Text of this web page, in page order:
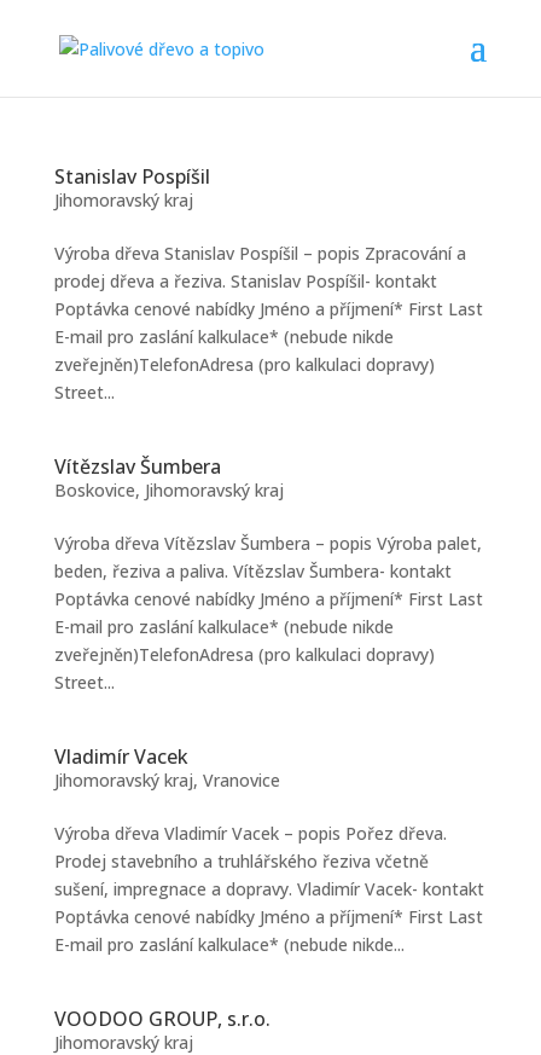
Stanislav Pospíšil
Jihomoravský kraj
Výroba dřeva Stanislav Pospíšil – popis Zpracování a
prodej dřeva a řeziva. Stanislav Pospíšil- kontakt
Poptávka cenové nabídky Jméno a příjmení* First Last
E-mail pro zaslání kalkulace* (nebude nikde
zveřejněn)TelefonAdresa (pro kalkulaci dopravy)
Street...
Vítězslav Šumbera
Boskovice, Jihomoravský kraj
Výroba dřeva Vítězslav Šumbera – popis Výroba palet,
beden, řeziva a paliva. Vítězslav Šumbera- kontakt
Poptávka cenové nabídky Jméno a příjmení* First Last
E-mail pro zaslání kalkulace* (nebude nikde
zveřejněn)TelefonAdresa (pro kalkulaci dopravy)
Street...
Vladimír Vacek
Jihomoravský kraj, Vranovice
Výroba dřeva Vladimír Vacek – popis Pořez dřeva.
Prodej stavebního a truhlářského řeziva včetně
sušení, impregnace a dopravy. Vladimír Vacek- kontakt
Poptávka cenové nabídky Jméno a příjmení* First Last
E-mail pro zaslání kalkulace* (nebude nikde...
VOODOO GROUP, s.r.o.
Jihomoravský kraj